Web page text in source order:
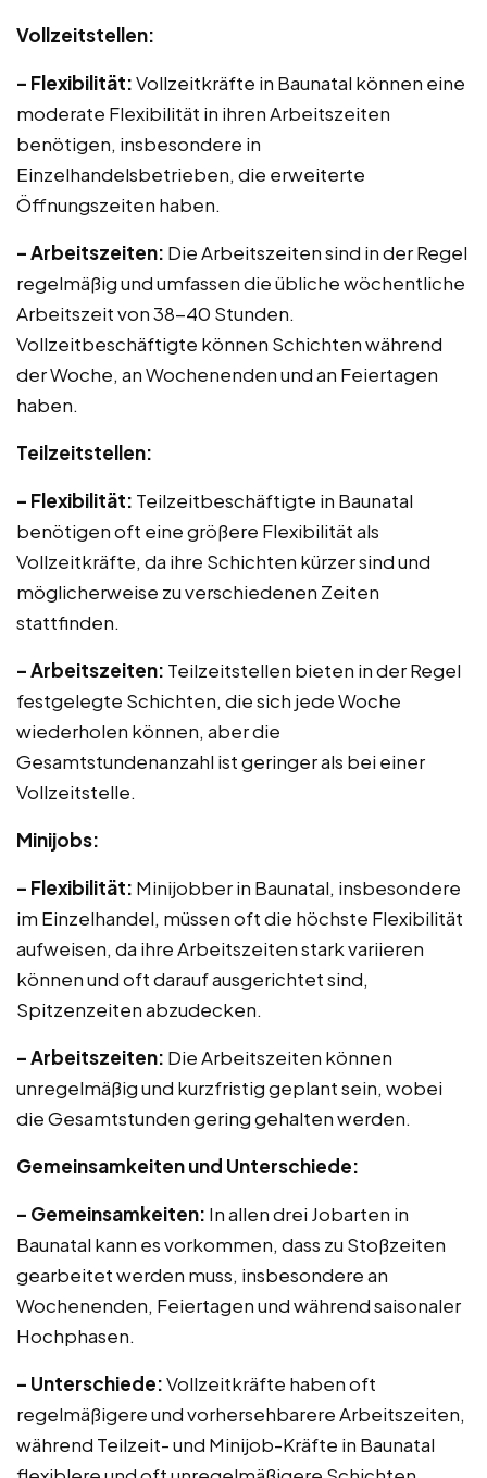
Vollzeitstellen:
– Flexibilität:Vollzeitkräfte in Baunatal können eine
moderate Flexibilität in ihren Arbeitszeiten
benötigen, insbesondere in
Einzelhandelsbetrieben, die erweiterte
Öffnungszeiten haben.
– Arbeitszeiten: Die Arbeitszeiten sind in der Regel
regelmäßig und umfassen die übliche wöchentliche
Arbeitszeit von 38-40 Stunden.
Vollzeitbeschäftigte können Schichten während
der Woche, an Wochenenden und an Feiertagen
haben.
Teilzeitstellen:
– Flexibilität: Teilzeitbeschäftigte in Baunatal
benötigen oft eine größere Flexibilität als
Vollzeitkräfte, da ihre Schichten kürzer sind und
möglicherweise zu verschiedenen Zeiten
stattfinden.
– Arbeitszeiten: Teilzeitstellen bieten in der Regel
festgelegte Schichten, die sich jede Woche
wiederholen können, aber die
Gesamtstundenanzahl ist geringer als bei einer
Vollzeitstelle.
Minijobs:
– Flexibilität: Minijobber in Baunatal, insbesondere
im Einzelhandel, müssen oft die höchste Flexibilität
aufweisen, da ihre Arbeitszeiten stark variieren
können und oft darauf ausgerichtet sind,
Spitzenzeiten abzudecken.
– Arbeitszeiten: Die Arbeitszeiten können
unregelmäßig und kurzfristig geplant sein, wobei
die Gesamtstunden gering gehalten werden.
Gemeinsamkeiten und Unterschiede:
– Gemeinsamkeiten: In allen drei Jobarten in
Baunatal kann es vorkommen, dass zu Stoßzeiten
gearbeitet werden muss, insbesondere an
Wochenenden, Feiertagen und während saisonaler
Hochphasen.
– Unterschiede:Vollzeitkräfte haben oft
regelmäßigere und vorhersehbarere Arbeitszeiten,
während Teilzeit- und Minijob-Kräfte in Baunatal